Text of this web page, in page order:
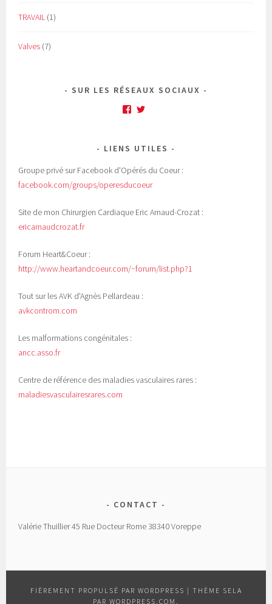
TRAVAIL (1)
Valves (7)
SUR LES RÉSEAUX SOCIAUX
Facebook
LIENS UTILES
Groupe privé sur Facebook d'Opérés du Coeur :
facebook.com/groups/operesducoeur
Site de mon Chirurgien Cardiaque Eric Arnaud-Crozat :
ericarnaudcrozat.fr
Forum Heart&Coeur :
http://www.heartandcoeur.com/~forum/list.php?1
Tout sur les AVK d'Agnès Pellardeau :
avkcontrom.com
Les malformations congénitales :
ancc.asso.fr
Centre de référence des maladies vasculaires rares :
maladiesvasculairesrares.com
CONTACT
Valérie Thuillier 45 Rue Docteur Rome 38340 Voreppe
FIÈREMENT PROPULSÉ PAR WORDPRESS | THÈME SELA
PAR WORDPRESS.COM